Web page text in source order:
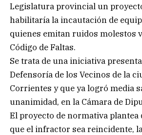
Legislatura provincial un
habilitaría la incautación de
quienes emitan ruidos molestos
Código de Faltas.
Se trata de una iniciativa
Defensoría de los Vecinos de la
Corrientes y que ya logró media
unanimidad, en la Cámara de
El proyecto de normativa plantea
que el infractor sea reincidente,